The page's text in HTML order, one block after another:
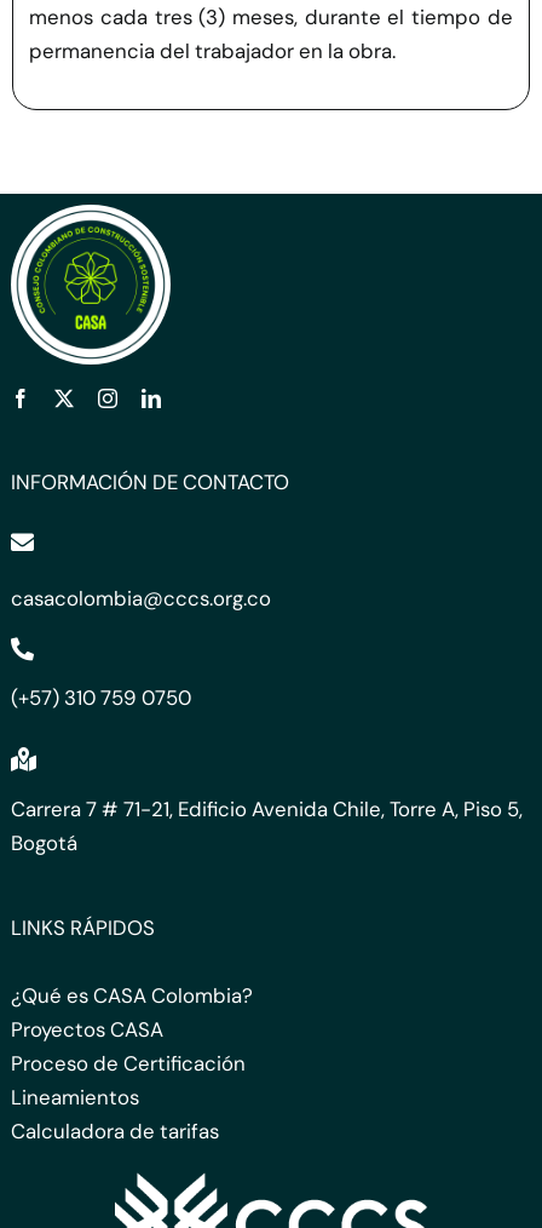
menos cada tres (3) meses, durante el tiempo de
permanencia del trabajador en la obra.
INFORMACIÓN DE CONTACTO
casacolombia@cccs.org.co
(+57) 310 759 0750
Carrera 7 # 71-21, Edificio Avenida Chile, Torre A, Piso 5,
Bogotá
LINKS RÁPIDOS
¿Qué es CASA Colombia?
Proyectos CASA
Proceso de Certificación
Lineamientos
Calculadora de tarifas